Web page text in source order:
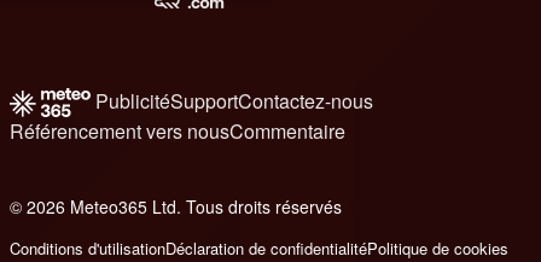
PublicitéSupportContactez-nous
Référencement vers nousCommentaire
© 2026 Meteo365 Ltd. Tous droits réservés
Conditions d'utilisationDéclaration de confidentialitéPolitique de cookies